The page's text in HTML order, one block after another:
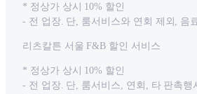
* 정상가 상시 10% 할인
- 전 업장. 단, 룸서비스와 연회 제외, 음
리츠칼튼 서울 F&B 할인 서비스
* 정상가 상시 10% 할인
- 전 업장. 단, 룸서비스, 연회, 타 판촉행